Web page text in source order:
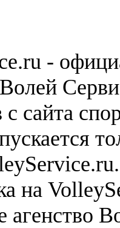
-
сайта
на
агенство